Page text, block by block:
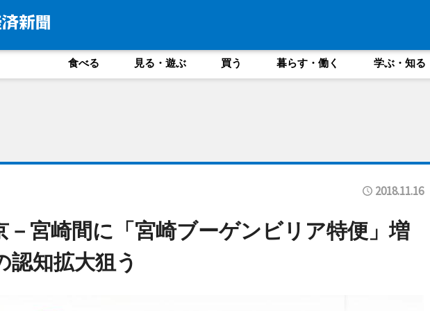
食べる 見る・遊ぶ 買う 暮らす・働く 学ぶ・知る
2018.11.16
－宮崎間に「宮崎ブーゲンビリア特便」増
知拡大狙う